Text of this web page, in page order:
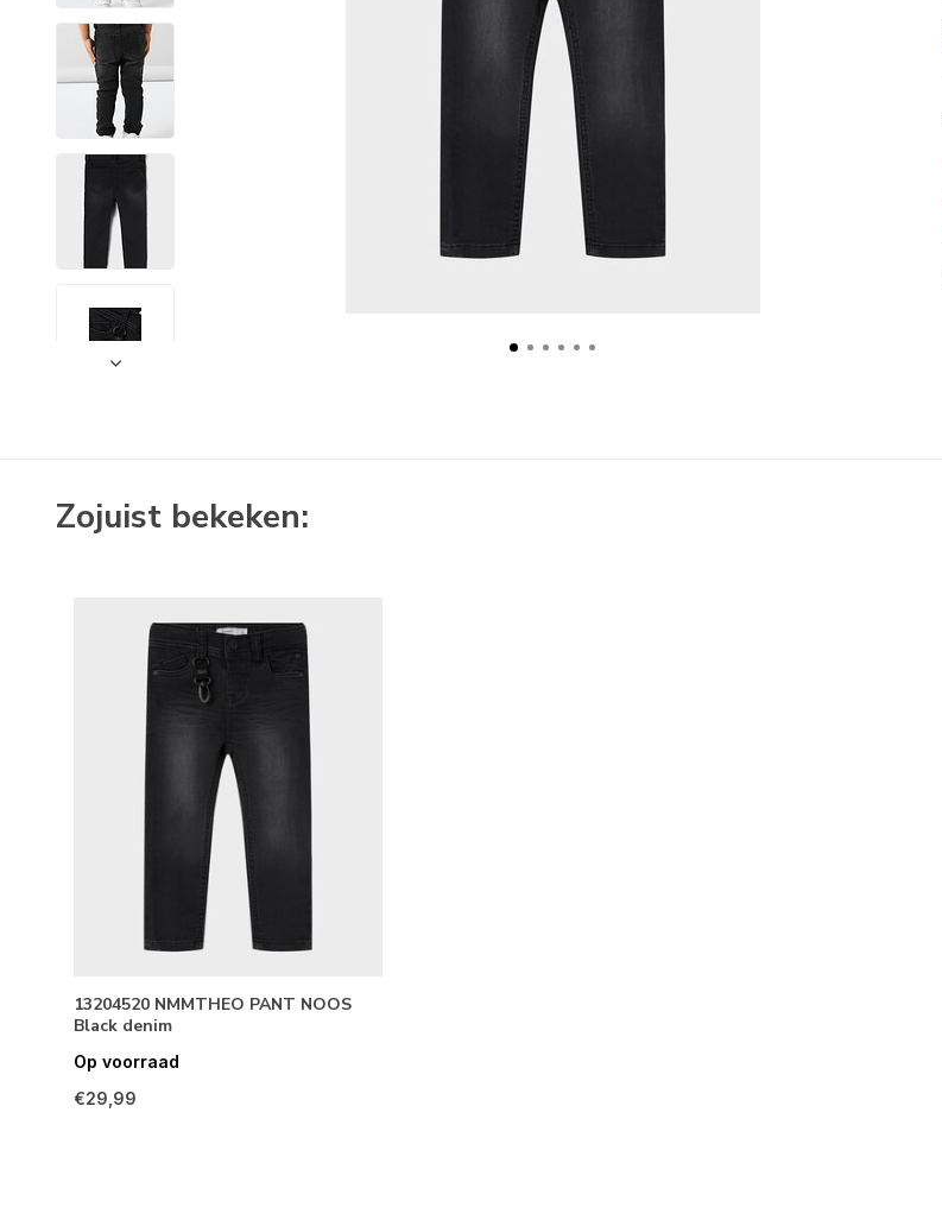
Zojuist bekeken:
13204520 NMMTHEO PANT NOOS
Black denim
Op voorraad
€29,99